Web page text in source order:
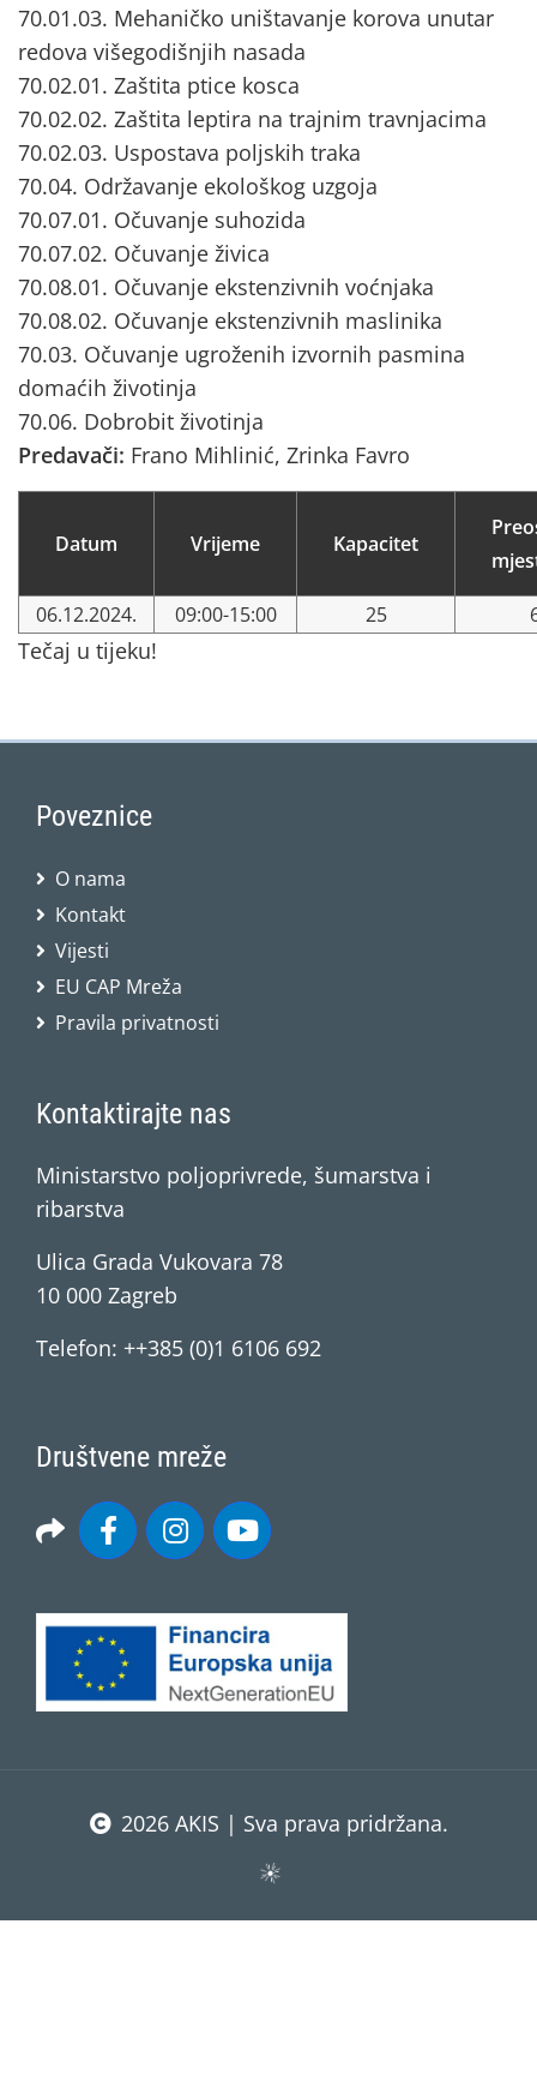
70.01.03. Mehaničko uništavanje korova unutar
redova višegodišnjih nasada
70.02.01. Zaštita ptice kosca
70.02.02. Zaštita leptira na trajnim travnjacima
70.02.03. Uspostava poljskih traka
70.04. Održavanje ekološkog uzgoja
70.07.01. Očuvanje suhozida
70.07.02. Očuvanje živica
70.08.01. Očuvanje ekstenzivnih voćnjaka
70.08.02. Očuvanje ekstenzivnih maslinika
70.03. Očuvanje ugroženih izvornih pasmina
domaćih životinja
70.06. Dobrobit životinja
Predavači: Frano Mihlinić, Zrinka Favro
Datum Vrijeme Kapacitet
06.12.2024. 09:00-15:00 25
Tečaj u tijeku!
Poveznice
O nama
Kontakt
Vijesti
EU CAP Mreža
Pravila privatnosti
Kontaktirajte nas
Ministarstvo poljoprivrede, šumarstva i
ribarstva
Ulica Grada Vukovara 78
10 000 Zagreb
Telefon: ++385 (0)1 6106 692
Društvene mreže
2026 AKIS | Sva prava pridržana.